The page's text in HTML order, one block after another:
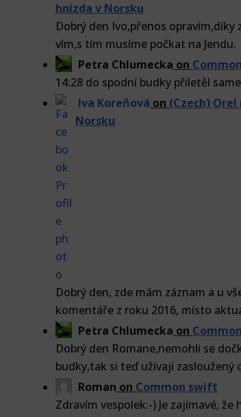
hnízda v Norsku
Dobrý den Ivo,přenos
vím,s tím musíme počkat na Jendu.
Petra Chlumecka on
14:28 do spodní budky přiletěl
Iva Koreňová on (Czech)
Norsku
Dobrý den, zde mám záznam a u
komentáře z roku 2016, místo
Petra Chlumecka on
Dobrý den Romane,nemohli se
budky,tak si teď užívají zasloužený
Roman on Common swift
Zdravím vespolek:-) Je zajímavé,